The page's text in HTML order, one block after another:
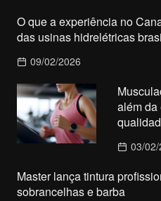
O que a experiência no
das usinas hidrelétricas
09/02/2026
além da
03/
Master lança tintura
sobrancelhas e barba